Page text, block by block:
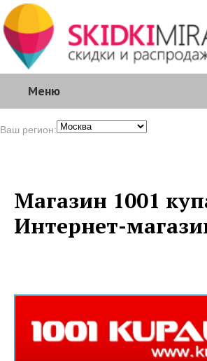
Меню
Ваш регион:
Магазин 1001
Интернет-